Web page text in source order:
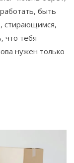
быть
стирающимся,
что тебя
нужен только